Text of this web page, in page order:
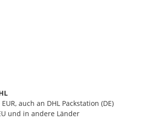
auch an DHL Packstation (DE)
und in andere Länder